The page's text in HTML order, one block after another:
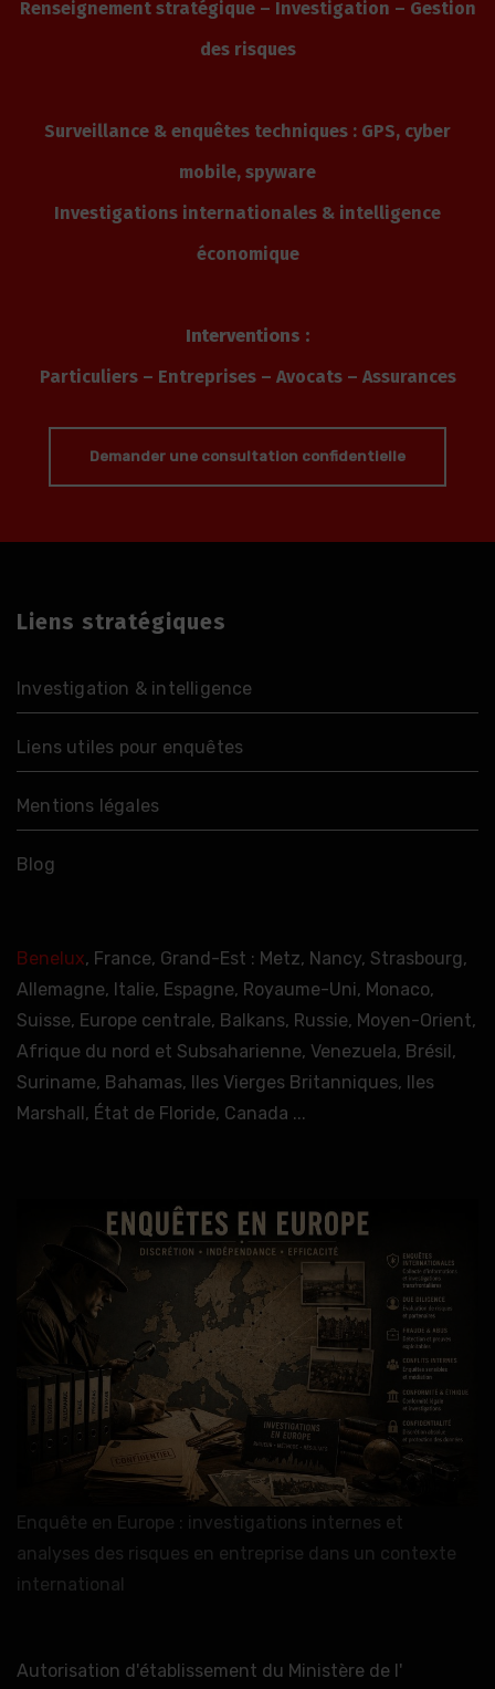
Renseignement stratégique – Investigation – Gestion
des risques
Surveillance & enquêtes techniques : GPS, cyber
mobile, spyware
Investigations internationales & intelligence
économique
Interventions :
Particuliers – Entreprises – Avocats – Assurances
Demander une consultation confidentielle
Liens stratégiques
Investigation & intelligence
Liens utiles pour enquêtes
Mentions légales
Blog
Benelux, France, Grand-Est : Metz, Nancy, Strasbourg,
Allemagne, Italie, Espagne, Royaume-Uni, Monaco,
Suisse, Europe centrale, Balkans, Russie, Moyen-Orient,
Afrique du nord et Subsaharienne, Venezuela, Brésil,
Suriname, Bahamas, Iles Vierges Britanniques, Iles
Marshall, État de Floride, Canada ...
Enquête en Europe : investigations internes et
analyses des risques en entreprise dans un contexte
international
Autorisation d'établissement du Ministère de l'